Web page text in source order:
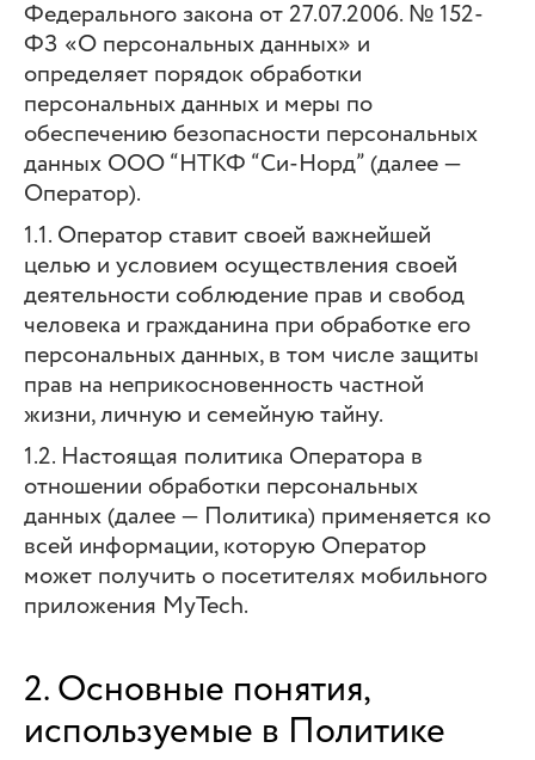
Федерального закона от 27.07.2006. № 152-
ФЗ «О персональных данных» и
определяет порядок обработки
персональных данных и меры по
обеспечению безопасности персональных
данных ООО “НТКФ “Си-Норд” (далее —
Оператор).
1.1. Оператор ставит своей важнейшей
целью и условием осуществления своей
деятельности соблюдение прав и свобод
человека и гражданина при обработке его
персональных данных, в том числе защиты
прав на неприкосновенность частной
жизни, личную и семейную тайну.
1.2. Настоящая политика Оператора в
отношении обработки персональных
данных (далее — Политика) применяется ко
всей информации, которую Оператор
может получить о посетителях мобильного
приложения MyTech.
2. Основные понятия,
используемые в Политике